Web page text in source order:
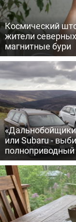
Космический
жители
магнитные бури
или Subaru -